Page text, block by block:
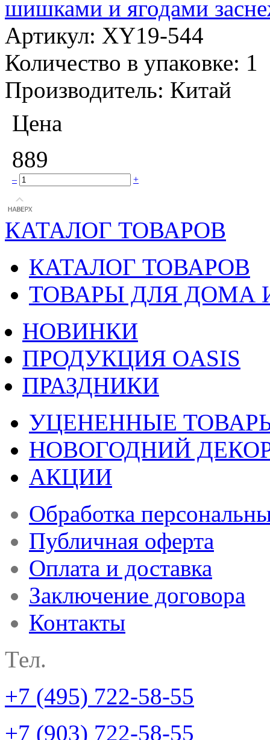
шишками и ягодами
Артикул: XY19-544
Количество в упаковке: 1
Производитель: Китай
Цена
889
– +
КАТАЛОГ ТОВАРОВ
КАТАЛОГ ТОВАРОВ
ТОВАРЫ ДЛЯ ДОМА
НОВИНКИ
ПРОДУКЦИЯ OASIS
ПРАЗДНИКИ
УЦЕНЕННЫЕ
НОВОГОДНИЙ
АКЦИИ
Обработка
Публичная оферта
Оплата и доставка
Заключение договора
Контакты
Тел.
+7 (495) 722-58-55
+7 (903) 722-58-55